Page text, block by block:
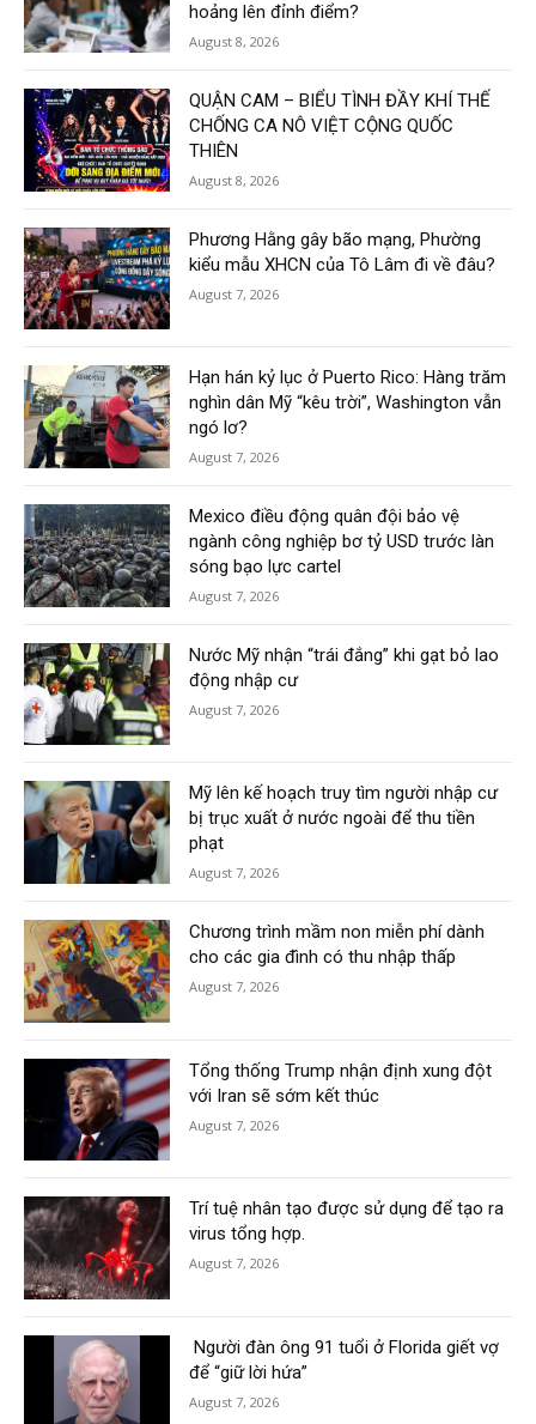
hoảng lên đỉnh điểm?
August 8, 2026
QUẬN CAM – BIỂU TÌNH ĐẦY KHÍ THẾ
CHỐNG CA NÔ VIỆT CỘNG QUỐC
THIÊN
August 8, 2026
Phương Hằng gây bão mạng, Phường
kiểu mẫu XHCN của Tô Lâm đi về đâu?
August 7, 2026
Hạn hán kỷ lục ở Puerto Rico: Hàng trăm
nghìn dân Mỹ “kêu trời”, Washington vẫn
ngó lơ?
August 7, 2026
Mexico điều động quân đội bảo vệ
ngành công nghiệp bơ tỷ USD trước làn
sóng bạo lực cartel
August 7, 2026
Nước Mỹ nhận “trái đắng” khi gạt bỏ lao
động nhập cư
August 7, 2026
Mỹ lên kế hoạch truy tìm người nhập cư
bị trục xuất ở nước ngoài để thu tiền
phạt
August 7, 2026
Chương trình mầm non miễn phí dành
cho các gia đình có thu nhập thấp
August 7, 2026
Tổng thống Trump nhận định xung đột
với Iran sẽ sớm kết thúc
August 7, 2026
Trí tuệ nhân tạo được sử dụng để tạo ra
virus tổng hợp.
August 7, 2026
Người đàn ông 91 tuổi ở Florida giết vợ
để “giữ lời hứa”
August 7, 2026